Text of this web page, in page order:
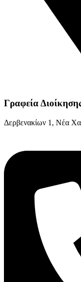
Γραφεία
Δερβενακίων 1, Νέα